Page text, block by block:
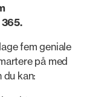
fem geniale
på med
du kan: